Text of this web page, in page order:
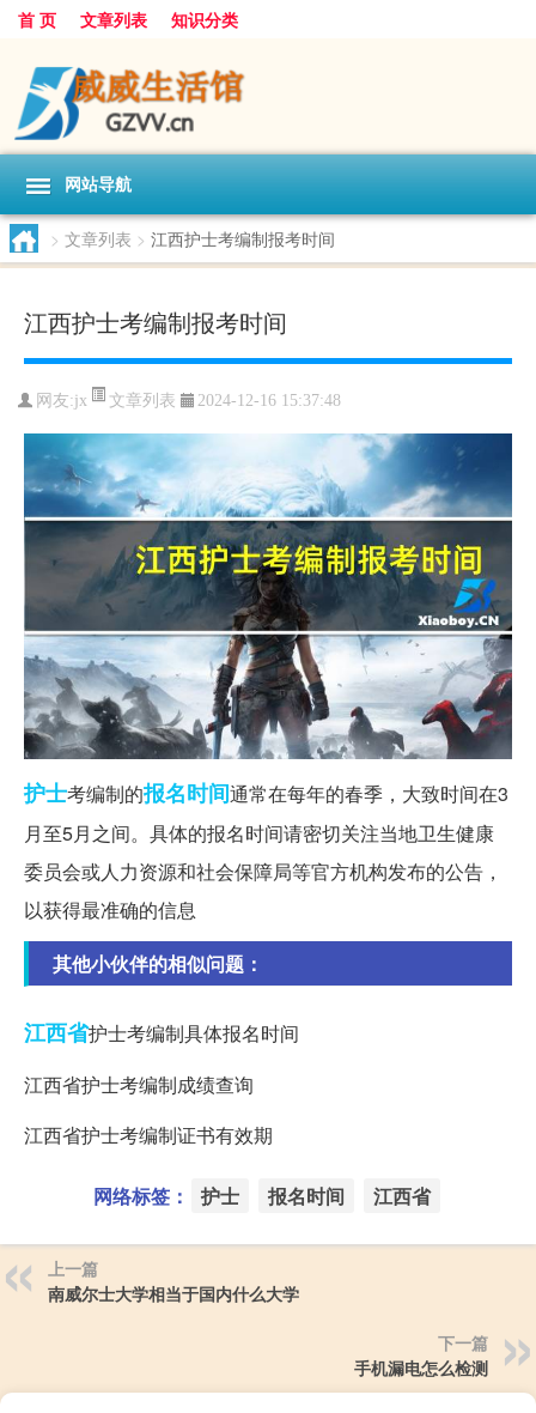
首 页 文章列表 知识分类
网站导航
> 文章列表 > 江西护士考编制报考时间
江西护士考编制报考时间
网友:jx 文章列表 2024-12-16 15:37:48
护士考编制的报名时间通常在每年的春季，大致时间在3
月至5月之间。具体的报名时间请密切关注当地卫生健康
委员会或人力资源和社会保障局等官方机构发布的公告，
以获得最准确的信息
其他小伙伴的相似问题：
江西省护士考编制具体报名时间
江西省护士考编制成绩查询
江西省护士考编制证书有效期
网络标签： 护士 报名时间 江西省
上一篇
南威尔士大学相当于国内什么大学
下一篇
手机漏电怎么检测